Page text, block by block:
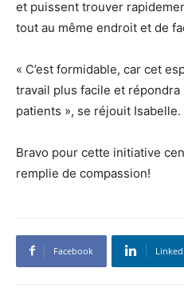
et puissent trouver
tout au même endroit et de
« C’est formidable, car cet
travail plus facile et
patients », se réjouit Isabelle.
Bravo pour cette initiative
remplie de compassion!
Facebook